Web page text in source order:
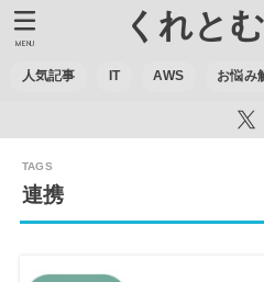
くれとむ
人気記事 IT AWS お悩み
MENU
連携